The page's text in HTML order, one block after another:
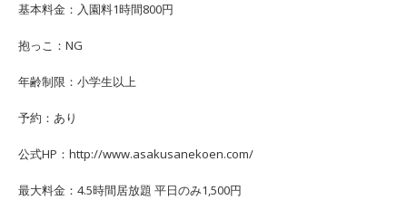
基本料金：入園料1時間800円
抱っこ：NG
年齢制限：小学生以上
予約：あり
公式HP：http://www.asakusanekoen.com/
最大料金：4.5時間居放題 平日のみ1,500円